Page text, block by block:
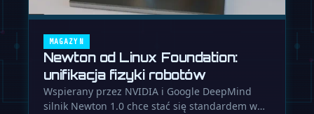
MAGAZYN
Newton od Linux Foundation:
unifikacja fizyki robotów
Wspierany przez NVIDIA i Google DeepMind
silnik Newton 1.0 chce stać się standardem w